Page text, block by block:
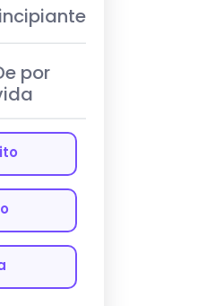
por